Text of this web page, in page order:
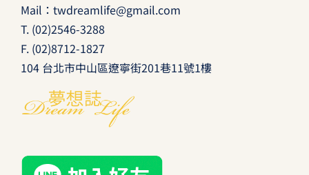
Mail： twdreamlife@gmail.com
T. (02)2546-3288
F. (02)8712-1827
104 台北市中山區遼寧街201巷11號1樓